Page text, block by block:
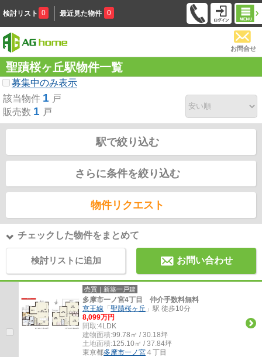
検討リスト 0 最近見た物件 0
お問合せ
聖蹟桜ヶ丘駅物件一覧
募集中のみ表示
該当物件 1 戸
販売数 1 戸
駅で絞り込む
さらに条件を絞り込む
物件リクエスト
チェックした物件をまとめて
検討リストに追加 お問い合わせ
売買｜新築一戸建
多摩市一ノ宮4丁目 仲介手数料無料
京王線 「 聖蹟桜ヶ丘 」駅 徒歩10分
8,099万円
間取:4LDK
建物面積:99.78㎡ / 30.18坪
土地面積:125.10㎡ / 37.84坪
東京都多摩市一ノ宮 ４丁目